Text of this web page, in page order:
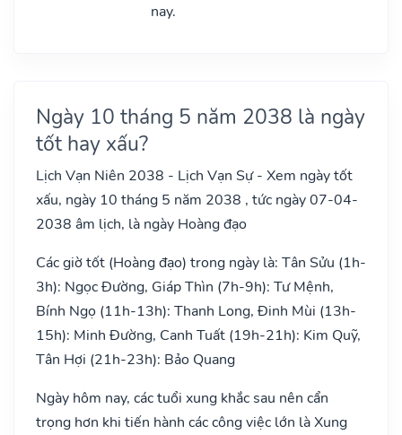
nay.
Ngày 10 tháng 5 năm 2038 là ngày
tốt hay xấu?
Lịch Vạn Niên 2038 - Lịch Vạn Sự - Xem ngày tốt
xấu, ngày 10 tháng 5 năm 2038 , tức ngày 07-04-
2038 âm lịch, là ngày Hoàng đạo
Các giờ tốt (Hoàng đạo) trong ngày là: Tân Sửu (1h-
3h): Ngọc Đường, Giáp Thìn (7h-9h): Tư Mệnh,
Bính Ngọ (11h-13h): Thanh Long, Đinh Mùi (13h-
15h): Minh Đường, Canh Tuất (19h-21h): Kim Quỹ,
Tân Hợi (21h-23h): Bảo Quang
Ngày hôm nay, các tuổi xung khắc sau nên cẩn
trọng hơn khi tiến hành các công việc lớn là Xung